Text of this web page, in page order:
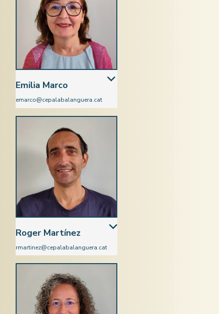
Emilia Marco
emarco@cepalabalanguera.cat
Castellà
Roger Martínez
rmartinez@cepalabalanguera.cat
Català